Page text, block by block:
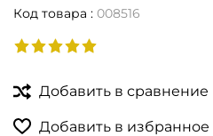
Код товара : 008516
Добавить в сравнение
Добавить в избранное